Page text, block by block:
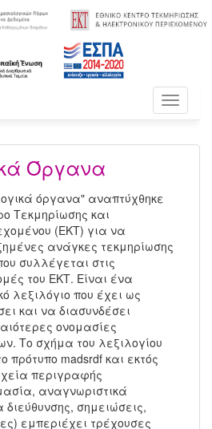
Toggle
Όργανα
όργανα" αναπτύχθηκε
Τεκμηρίωσης και
(ΕΚΤ) για να
ανάγκες τεκμηρίωσης
συλλέγεται στις
του ΕΚΤ. Είναι ένα
λεξιλόγιο που έχει ως
και να διασυνδέσει
ονομασίες
Το σχήμα του λεξιλογίου
πρότυπο madsrdf και εκτός
περιγραφής
αναγνωριστικά
σημειώσεις,
εμπεριέχει τρέχουσες